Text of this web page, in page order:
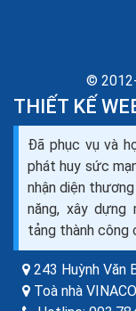
Thiết kế
marketing ra
Bạn đang cần
tiền như thế nào
quả kinh doanh
©
THIẾT KẾ
Đã phục vụ và
phát huy sức
nhận diện
năng, xây dựng
tảng thành công
243 Huỳnh Văn
Toà nhà